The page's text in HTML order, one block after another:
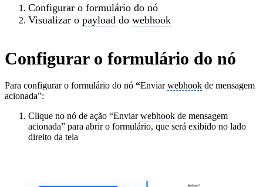
Configurar o formulário do nó
Visualizar o payload do webhook
Configurar o formulário do nó
Para configurar o formulário do nó “Enviarwebhook de mensagem
acionada”:
Clique no nó de ação “Enviarwebhook de mensagem
acionada” para abrir o formulário, que será exibido no lado
direito da tela